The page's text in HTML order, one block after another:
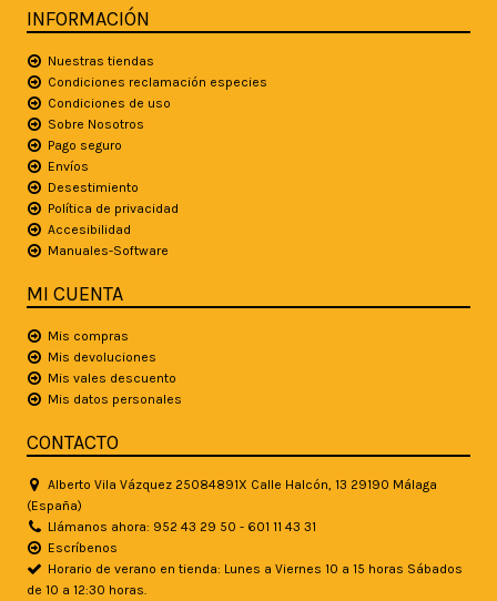
INFORMACIÓN
Nuestras tiendas
Condiciones reclamación especies
Condiciones de uso
Sobre Nosotros
Pago seguro
Envíos
Desestimiento
Política de privacidad
Accesibilidad
Manuales-Software
MI CUENTA
Mis compras
Mis devoluciones
Mis vales descuento
Mis datos personales
CONTACTO
Alberto Vila Vázquez 25084891X Calle Halcón, 13 29190 Málaga
(España)
Llámanos ahora: 952 43 29 50 - 601 11 43 31
Escríbenos
Horario de verano en tienda: Lunes a Viernes 10 a 15 horas Sábados
de 10 a 12:30 horas.